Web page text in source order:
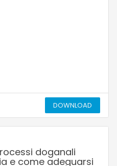
DOWNLOAD
doganali
e come adeguarsi